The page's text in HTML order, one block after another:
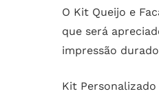
O Kit Queijo e
que será
impressão
Kit Personalizado